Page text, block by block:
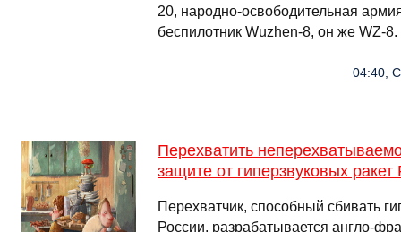
20, народно-освободительная
беспилотник Wuzhen-8, он же WZ-
04:40,
Перехватить
защите от гиперзвуковых ракет
Перехватчик, способный сбивать
России, разрабатывается англо-